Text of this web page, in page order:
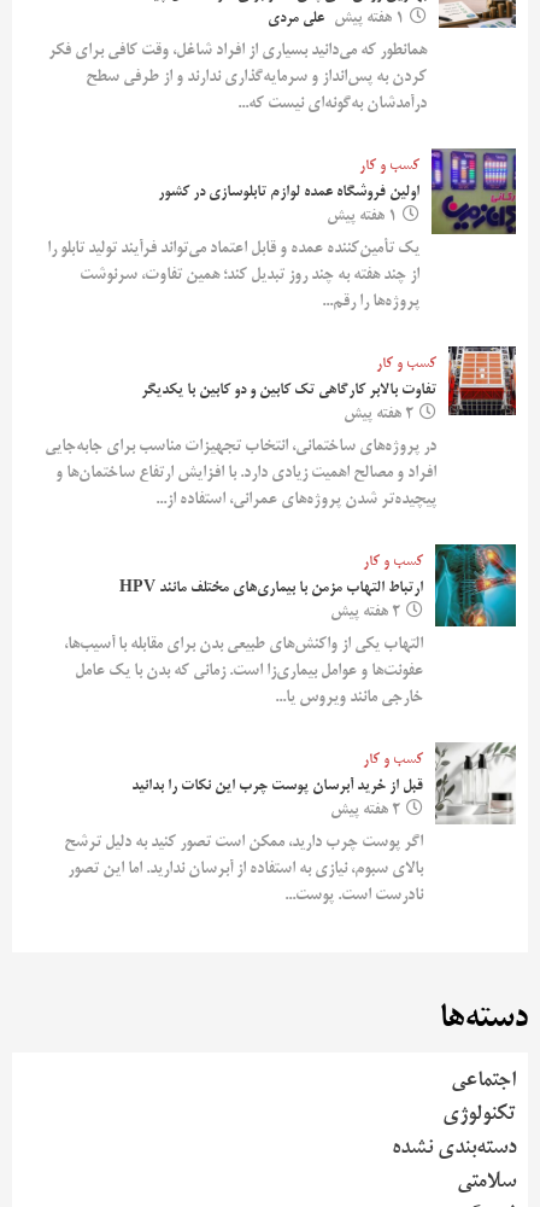
1 هفته پیش
علی مردی
همانطور که می‌دانید بسیاری از افراد شاغل، وقت کافی برای فکر
کردن به پس‌انداز و سرمایه‌گذاری ندارند و از طرفی سطح
درآمدشان به‌گونه‌ای نیست که...
کسب و کار
اولین فروشگاه عمده لوازم تابلوسازی در کشور
1 هفته پیش
یک تأمین‌کننده عمده و قابل اعتماد می‌تواند فرآیند تولید تابلو را
از چند هفته به چند روز تبدیل کند؛ همین تفاوت، سرنوشت
پروژه‌ها را رقم...
کسب و کار
تفاوت بالابر کارگاهی تک کابین و دو کابین با یکدیگر
2 هفته پیش
در پروژه‌های ساختمانی، انتخاب تجهیزات مناسب برای جابه‌جایی
افراد و مصالح اهمیت زیادی دارد. با افزایش ارتفاع ساختمان‌ها و
پیچیده‌تر شدن پروژه‌های عمرانی، استفاده از...
کسب و کار
ارتباط التهاب مزمن با بیماری‌های مختلف مانند HPV
2 هفته پیش
التهاب یکی از واکنش‌های طبیعی بدن برای مقابله با آسیب‌ها،
عفونت‌ها و عوامل بیماری‌زا است. زمانی که بدن با یک عامل
خارجی مانند ویروس یا...
کسب و کار
قبل از خرید آبرسان پوست چرب این نکات را بدانید
2 هفته پیش
اگر پوست چرب دارید، ممکن است تصور کنید به دلیل ترشح
بالای سبوم، نیازی به استفاده از آبرسان ندارید. اما این تصور
نادرست است. پوست...
دسته‌ها
اجتماعی
تکنولوژی
دسته‌بندی نشده
سلامتی